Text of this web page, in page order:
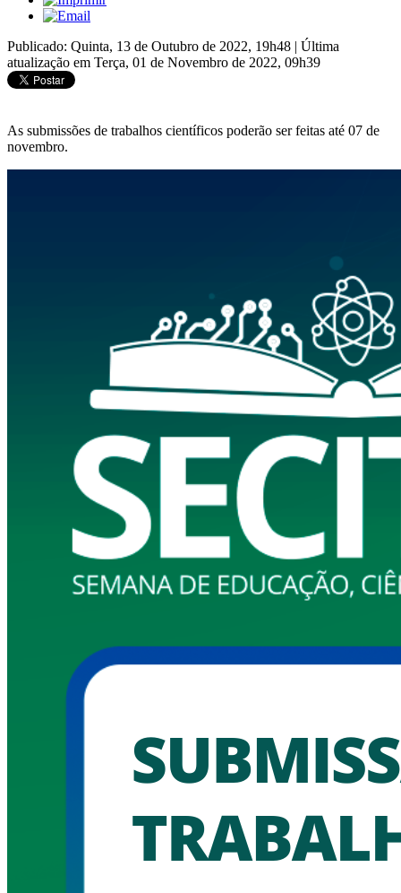
Publicado: Quinta, 13 de Outubro de 2022, 19h48 | Última
atualização em Terça, 01 de Novembro de 2022, 09h39
As submissões de trabalhos científicos poderão ser feitas até 07 de
novembro.